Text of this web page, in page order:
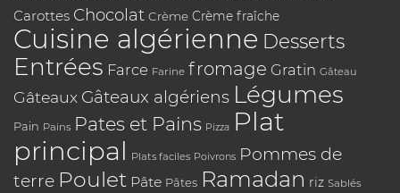
Carottes Chocolat Crème Crème fraîche
Cuisine algérienne Desserts
Entrées Farce Farine fromage Gratin Gâteau
Gâteaux Gâteaux algériens Légumes
Pain Pains Pates et Pains Pizza Plat
principal Plats faciles Poivrons Pommes de
terre Poulet Pâte Pâtes Ramadan riz Sablés